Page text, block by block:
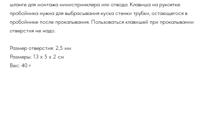
шланге для монтажа миниспринклера или отвода. Клавиша на рукоятке
пробойника нужна для выбрасывания куска стенки трубки, остающегося в
пробойнике после прокалывания. Пользоваться клавишей при прокалывании
отверстия не надо.
Размер отверстия: 2,5 мм
Размеры: 13 х 5 х 2 см
Вес: 40 г